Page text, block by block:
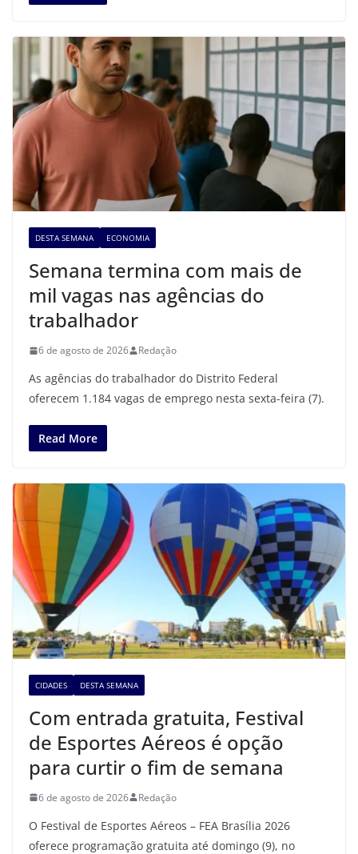
DESTA SEMANA ECONOMIA
Semana termina com mais de
mil vagas nas agências do
trabalhador
6 de agosto de 2026 Redação
As agências do trabalhador do Distrito Federal
oferecem 1.184 vagas de emprego nesta sexta-feira (7).
Read More
CIDADES DESTA SEMANA
Com entrada gratuita, Festival
de Esportes Aéreos é opção
para curtir o fim de semana
6 de agosto de 2026 Redação
O Festival de Esportes Aéreos – FEA Brasília 2026
oferece programação gratuita até domingo (9), no